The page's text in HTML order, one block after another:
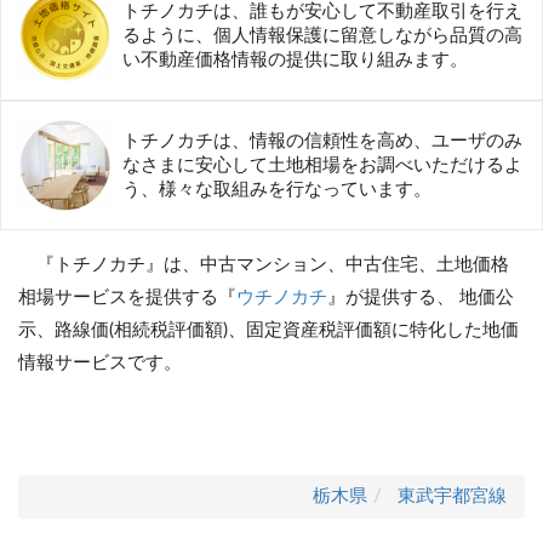
トチノカチは、誰もが安心して不動産取引を行え
るように、個人情報保護に留意しながら品質の高
い不動産価格情報の提供に取り組みます。
トチノカチは、情報の信頼性を高め、ユーザのみ
なさまに安心して土地相場をお調べいただけるよ
う、様々な取組みを行なっています。
『トチノカチ』は、中古マンション、中古住宅、土地価格
相場サービスを提供する『 ウチノカチ 』が提供する、 地価公
示、路線価(相続税評価額)、固定資産税評価額に特化した地価
情報サービスです。
栃木県 東武宇都宮線